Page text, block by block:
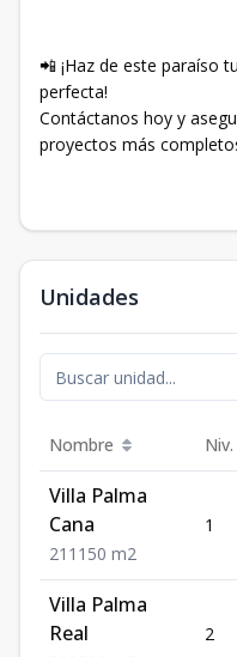
📲 ¡Haz de este paraíso
perfecta!
Contáctanos hoy y
proyectos más
Unidades
Nombre Niv.
Villa Palma
Cana
21 1 150 m2
1
Villa Palma
Real
2